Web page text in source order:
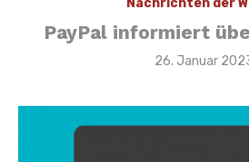
PayPal informiert
Veröffentlicht
26. Januar